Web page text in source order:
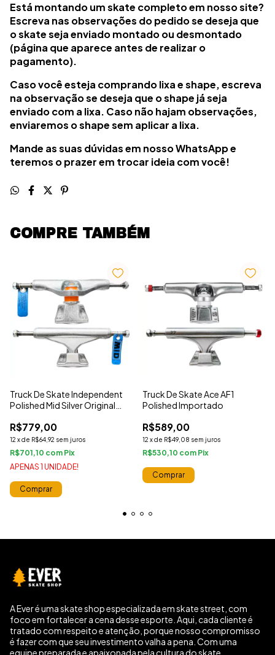
Está montando um skate completo em nosso site?
Escreva nas observações do pedido se deseja que
o skate seja enviado montado ou desmontado
(página que aparece antes de realizar o
pagamento).
Caso você esteja comprando lixa e shape, escreva
na observação se deseja que o shape já seja
enviado com a lixa. Caso não hajam observações,
enviaremos o shape sem aplicar a lixa.
Mande as suas dúvidas em nosso WhatsApp e
teremos o prazer em trocar ideia com você!
COMPRE TAMBÉM
Truck De Skate Independent
Polished Mid Silver Original
R$779,00
12 xde R$64,92 sem juros
R$701,10 com
APENAS 1 UNIDADE!
Comprar
Truck De Skate Ace AF1
Polished Importado
R$589,00
12 xde R$49,08 sem juros
R$530,10 com
Comprar
A Ever é uma skate shop especializada em skate street, com
foco em fortalecer a cena desse esporte. Aqui, cada cliente é
tratado com respeito e atenção, porque nosso compromisso
é fazer com que seu investimento valha a pena. Com uma
equipe preparada e apaixonada pela cultura do skate,